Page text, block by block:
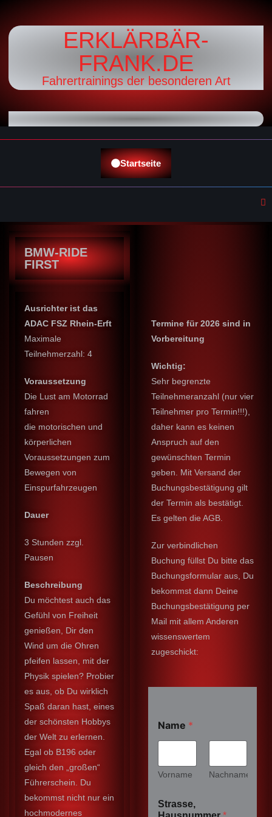
ERKLÄRBÄR-
FRANK.DE
Fahrertrainings der besonderen Art
Startseite
BMW-RIDE
FIRST
Ausrichter ist das
ADAC FSZ Rhein-Erft
Maximale
Teilnehmerzahl: 4
Voraussetzung
Die Lust am Motorrad
fahren
die motorischen und
körperlichen
Voraussetzungen zum
Bewegen von
Einspurfahrzeugen
Dauer
3 Stunden zzgl.
Pausen
Beschreibung
Du möchtest auch das
Gefühl von Freiheit
genießen, Dir den
Wind um die Ohren
pfeifen lassen, mit der
Physik spielen? Probier
es aus, ob Du wirklich
Spaß daran hast, eines
der schönsten Hobbys
der Welt zu erlernen.
Egal ob B196 oder
gleich den „großen“
Führerschein. Du
bekommst nicht nur ein
hochmodernes
Termine für 2026 sind in
Vorbereitung
Wichtig:
Sehr begrenzte
Teilnehmeranzahl (nur vier
Teilnehmer pro Termin!!!),
daher kann es keinen
Anspruch auf den
gewünschten Termin
geben. Mit Versand der
Buchungsbestätigung gilt
der Termin als bestätigt.
Es gelten die AGB.
Zur verbindlichen
Buchung füllst Du bitte das
Buchungsformular aus, Du
bekommst dann Deine
Buchungsbestätigung per
Mail mit allem Anderen
wissenswertem
zugeschickt:
Name *
Vorname Nachname
Strasse,